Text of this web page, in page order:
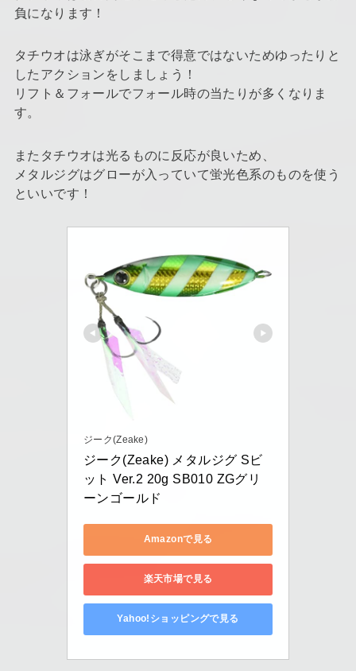
負になります！
タチウオは泳ぎがそこまで得意ではないためゆったりと
したアクションをしましょう！
リフト＆フォールでフォール時の当たりが多くなりま
す。
またタチウオは光るものに反応が良いため、
メタルジグはグローが入っていて蛍光色系のものを使う
といいです！
ジーク(Zeake)
ジーク(Zeake) メタルジグ Sビ
ット Ver.2 20g SB010 ZGグリ
ーンゴールド
Amazonで見る
楽天市場で見る
Yahoo!ショッピングで見る